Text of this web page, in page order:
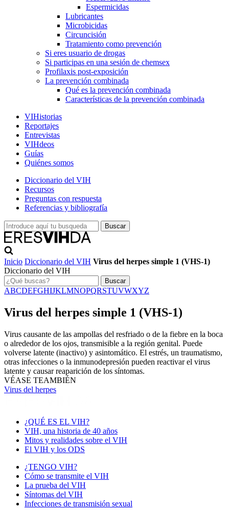
Espermicidas
Lubricantes
Microbicidas
Circuncisión
Tratamiento como prevención
Si eres usuario de drogas
Si participas en una sesión de chemsex
Profilaxis post-exposición
La prevención combinada
Qué es la prevención combinada
Características de la prevención combinada
VIHistorias
Reportajes
Entrevistas
VIHdeos
Guías
Quiénes somos
Diccionario del VIH
Recursos
Preguntas con respuesta
Referencias y bibliografía
Inicio Diccionario del VIH Virus del herpes simple 1 (VHS-1)
Diccionario del VIH
Buscar
ABCDEFGHIJKLMNOPQRSTUVWXYZ
Virus del herpes simple 1 (VHS-1)
Virus causante de las ampollas del resfriado o de la fiebre en la boca
o alrededor de los ojos, transmisible a la región genital. Puede
volverse latente (inactivo) y asintomático. El estrés, un traumatismo,
otras infecciones o la inmunodepresión pueden reactivar el virus
latente y causar reaparición de los síntomas.
VÉASE TEAMBIÉN
Virus del herpes
¿QUÉ ES EL VIH?
VIH, una historia de 40 años
Mitos y realidades sobre el VIH
El VIH y los ODS
¿TENGO VIH?
Cómo se transmite el VIH
La prueba del VIH
Síntomas del VIH
Infecciones de transmisión sexual